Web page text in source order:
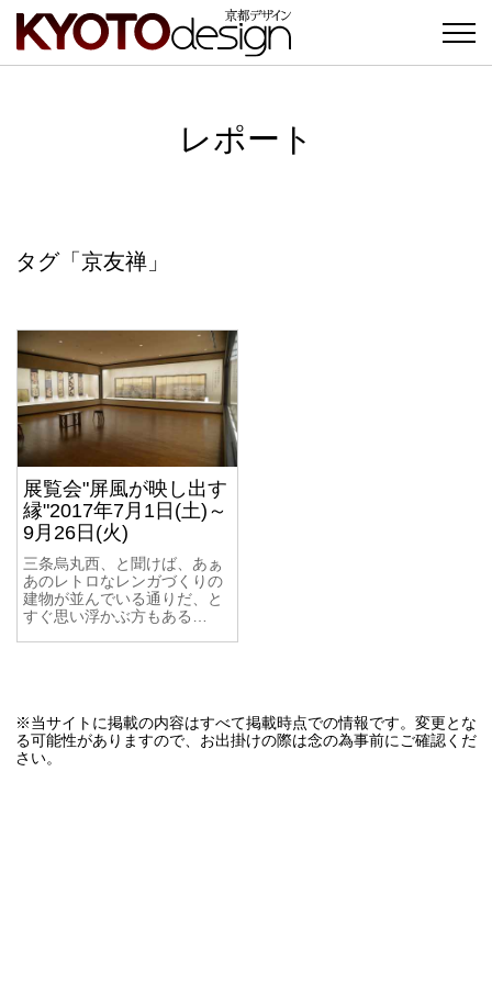
レポート
タグ「京友禅」
展覧会"屏風が映し出す
縁"2017年7月1日(土)～
9月26日(火)
三条烏丸西、と聞けば、あぁ
あのレトロなレンガづくりの
建物が並んでいる通りだ、と
すぐ思い浮かぶ方もある…
※当サイトに掲載の内容はすべて掲載時点での情報です。変更とな
る可能性がありますので、お出掛けの際は念の為事前にご確認くだ
さい。